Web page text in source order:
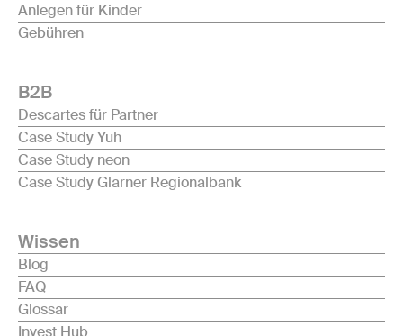
Anlegen für Kinder
Gebühren
B2B
Descartes für Partner
Case Study Yuh
Case Study neon
Case Study Glarner Regionalbank
Wissen
Blog
FAQ
Glossar
Invest Hub